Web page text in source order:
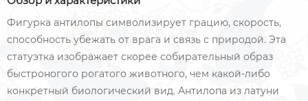
Фигурка антилопы символизирует грацию, скорость,
способность убежать от врага и связь с природой. Эта
статуэтка изображает скорее собирательный образ
быстроногого рогатого животного, чем какой-либо
конкретный биологический вид. Антилопа из латуни